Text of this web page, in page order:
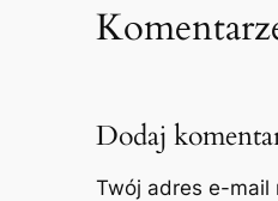
Dodaj
Twój adres e-mail